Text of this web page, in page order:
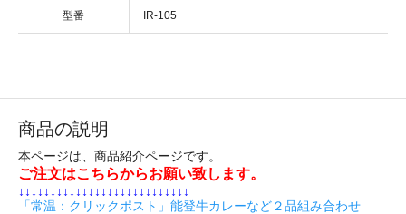
型番 IR-105
商品の説明
本ページは、商品紹介ページです。
ご注文はこちらからお願い致します。
↓↓↓↓↓↓↓↓↓↓↓↓↓↓↓↓↓↓↓↓↓↓↓↓↓↓↓
「常温：クリックポスト」能登牛カレーなど２品組み合わせ